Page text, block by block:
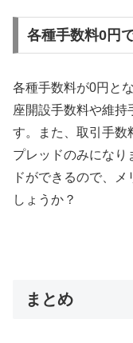
各種手数料0円
各種手数料が0円と
座開設手数料や維
す。また、取引手数
プレッドのみになり
ドができるので、
しょうか？
まとめ